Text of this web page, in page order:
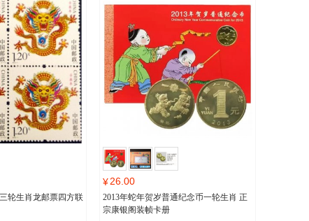
轮生肖龙邮票四方联
¥26.00
2013年蛇年贺岁普通纪念币一轮生肖 正
宗康银阁装帧卡册